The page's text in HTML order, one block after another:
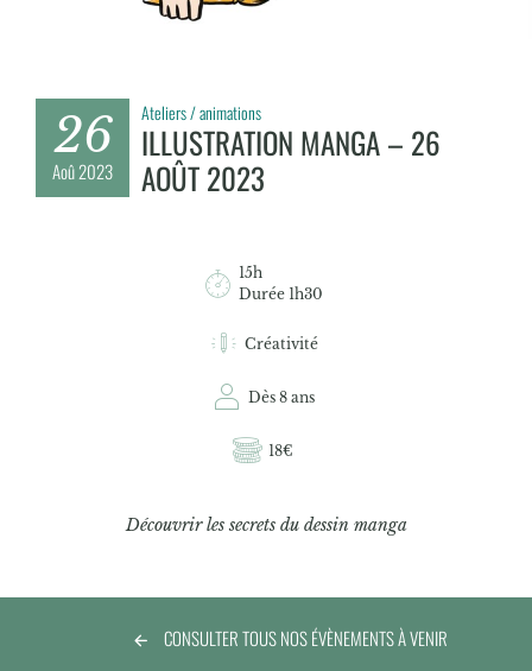
26
Aoû2023
Ateliers / animations
ILLUSTRATION MANGA – 26
AOÛT 2023
15h
Durée 1h30
Créativité
Dès 8 ans
18€
Découvrir les secrets du dessin manga
CONSULTER TOUS NOS ÉVÈNEMENTS À VENIR